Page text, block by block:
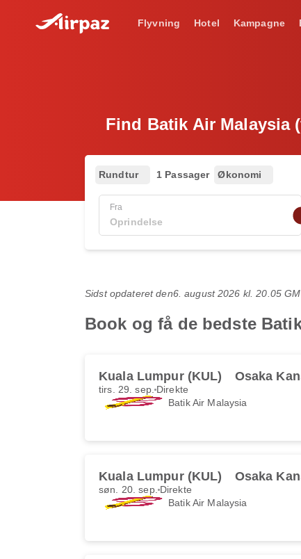
Flyvning Hotel Kampagne
Find Batik Air Malaysia
Rundtur 1 Passager Økonomi
Fra
Sidst opdateret den6. august 2026 kl. 20.05
Book og få de bedste
Kuala Lumpur (KUL) Osaka
tirs. 29. sep. Direkte
Batik Air Malaysia
Kuala Lumpur (KUL) Osaka
søn. 20. sep. Direkte
Batik Air Malaysia